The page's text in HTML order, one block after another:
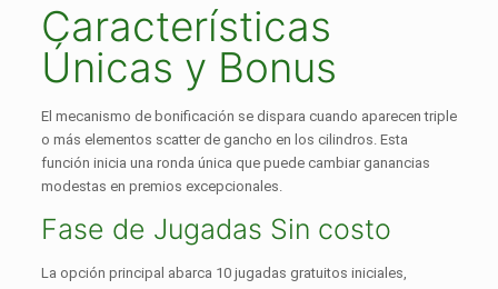
Características
Únicas y Bonus
El mecanismo de bonificación se dispara cuando aparecen triple
o más elementos scatter de gancho en los cilindros. Esta
función inicia una ronda única que puede cambiar ganancias
modestas en premios excepcionales.
Fase de Jugadas Sin costo
La opción principal abarca 10 jugadas gratuitos iniciales,